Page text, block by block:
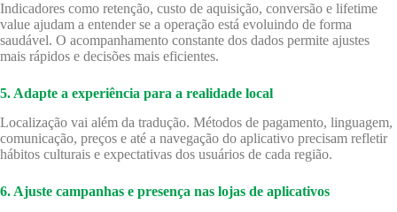
Indicadores como retenção, custo de aquisição, conversão e lifetime
value ajudam a entender se a operação está evoluindo de forma
saudável. O acompanhamento constante dos dados permite ajustes
mais rápidos e decisões mais eficientes.
5. Adapte a experiência para a realidade local
Localização vai além da tradução. Métodos de pagamento, linguagem,
comunicação, preços e até a navegação do aplicativo precisam refletir
hábitos culturais e expectativas dos usuários de cada região.
6. Ajuste campanhas e presença nas lojas de aplicativos